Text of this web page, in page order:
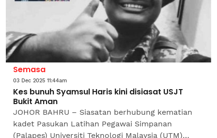
Semasa
03 Dec 2025 11:44am
Kes bunuh Syamsul Haris kini disiasat USJT
Bukit Aman
JOHOR BAHRU – Siasatan berhubung kematian
kadet Pasukan Latihan Pegawai Simpanan
(Palapes) Universiti Teknologi Malaysia (UTM)